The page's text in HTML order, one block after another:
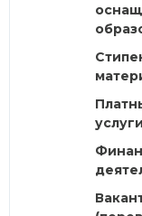
услуги